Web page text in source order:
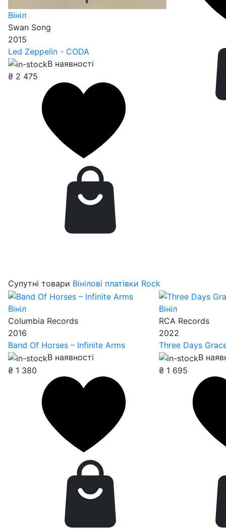
Вініл
Swan Song
2015
Led Zeppelin - CODA
В наявності
₴ 2 475
Супутні товари Вінілові платівки Rock
Вініл
Columbia Records
2016
Band Of Horses – Infinite Arms
В наявності
₴ 1 380
Вініл
RCA Records
2022
Three Days
В
₴ 1 695